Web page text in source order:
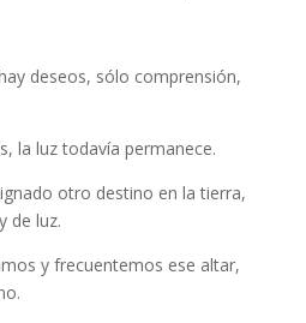
deseos, sólo comprensión,
la luz todavía permanece.
otro destino en la tierra,
de luz.
y frecuentemos ese altar,